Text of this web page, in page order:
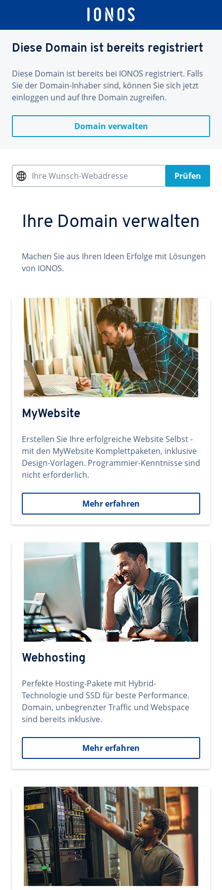
Diese Domain ist bereits registriert
Diese Domain ist bereits bei IONOS registriert. Falls
Sie der Domain-Inhaber sind, können Sie sich jetzt
einloggen und auf Ihre Domain zugreifen.
Domain verwalten
Ihre Wunsch-Webadresse Prüfen
Ihre Domain verwalten
Machen Sie aus Ihren Ideen Erfolge mit Lösungen
von IONOS.
MyWebsite
Erstellen Sie Ihre erfolgreiche Website Selbst -
mit den MyWebsite Komplettpaketen, inklusive
Design-Vorlagen. Programmier-Kenntnisse sind
nicht erforderlich.
Mehr erfahren
Webhosting
Perfekte Hosting-Pakete mit Hybrid-
Technologie und SSD für beste Performance.
Domain, unbegrenzter Traffic und Webspace
sind bereits inklusive.
Mehr erfahren